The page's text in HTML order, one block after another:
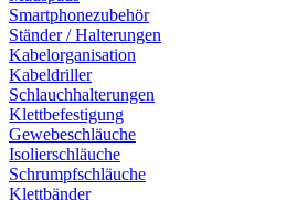
Smartphonezubehör
Ständer / Halterungen
Kabelorganisation
Kabeldriller
Schlauchhalterungen
Klettbefestigung
Gewebeschläuche
Isolierschläuche
Schrumpfschläuche
Klettbänder